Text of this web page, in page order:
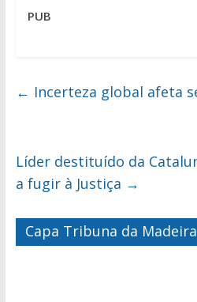
PUB
← Incerteza global afeta
Líder destituído da
a fugir à Justiça →
Capa Tribuna da Madeira